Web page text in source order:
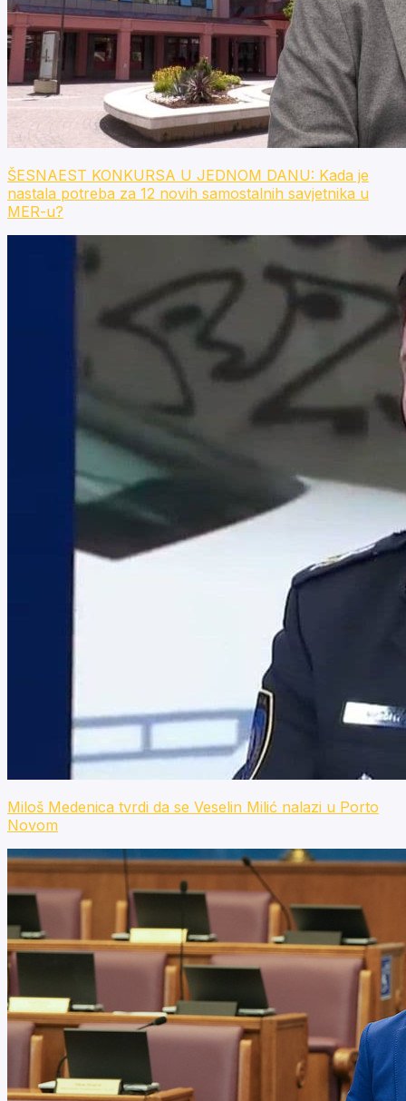
ŠESNAEST KONKURSA U JEDNOM DANU: Kada je
nastala potreba za 12 novih samostalnih savjetnika u
MER-u?
Miloš Medenica tvrdi da se Veselin Milić nalazi u Porto
Novom